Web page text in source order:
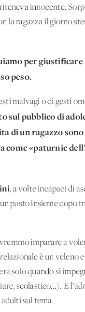
innocente.
la ragazza il giorno
per
peso.
malvagi o di gesti
sul pubblico di
di un ragazzo sono
«paturnie
, a volte incapaci di
pasto insieme dopo
imparare a
è un veleno
solo quando si
scolastico...). È
adulti sul tema.